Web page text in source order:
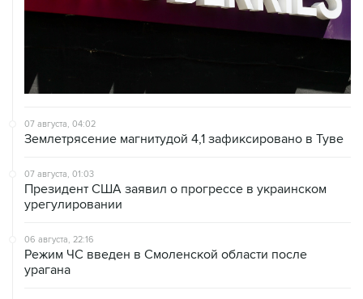
07 августа, 04:02
Землетрясение магнитудой 4,1 зафиксировано в Туве
07 августа, 01:03
Президент США заявил о прогрессе в украинском
урегулировании
06 августа, 22:16
Режим ЧС введен в Смоленской области после
урагана